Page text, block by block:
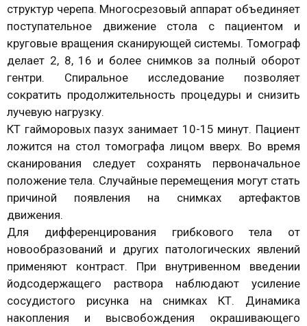
структур черепа. Многосрезовый аппарат объединяет
поступательное движение стола с пациентом и
круговые вращения сканирующей системы. Томограф
делает 2, 8, 16 и более снимков за полный оборот
гентри. Спиральное исследование позволяет
сократить продолжительность процедуры и снизить
лучевую нагрузку.
КТ гайморовых пазух занимает 10-15 минут. Пациент
ложится на стол томографа лицом вверх. Во время
сканирования следует сохранять первоначальное
положение тела. Случайные перемещения могут стать
причиной появления на снимках артефактов
движения.
Для дифференцирования грибкового тела от
новообразований и других патологических явлений
применяют контраст. При внутривенном введении
йодсодержащего раствора наблюдают усиление
сосудистого рисунка на снимках КТ. Динамика
накопления и высвобождения окрашивающего